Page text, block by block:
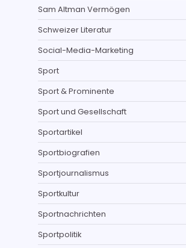
Sam Altman Vermögen
Schweizer Literatur
Social-Media-Marketing
Sport
Sport & Prominente
Sport und Gesellschaft
Sportartikel
Sportbiografien
Sportjournalismus
Sportkultur
Sportnachrichten
Sportpolitik